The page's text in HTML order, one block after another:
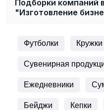
Подборки компаний
"Изготовление
Футболки Кружки
Сувенирная
Ежедневники
Бейджи Кепки